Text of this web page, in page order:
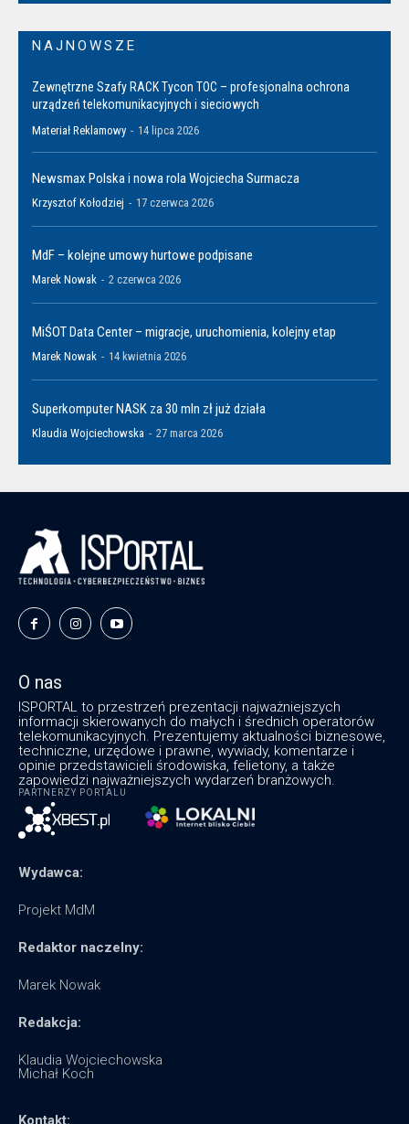
NAJNOWSZE
Zewnętrzne Szafy RACK Tycon TOC – profesjonalna ochrona
urządzeń telekomunikacyjnych i sieciowych
Materiał Reklamowy - 14 lipca 2026
Newsmax Polska i nowa rola Wojciecha Surmacza
Krzysztof Kołodziej - 17 czerwca 2026
MdF – kolejne umowy hurtowe podpisane
Marek Nowak - 2 czerwca 2026
MiŚOT Data Center – migracje, uruchomienia, kolejny etap
Marek Nowak - 14 kwietnia 2026
Superkomputer NASK za 30 mln zł już działa
Klaudia Wojciechowska - 27 marca 2026
O nas
ISPORTAL to przestrzeń prezentacji najważniejszych
informacji skierowanych do małych i średnich operatorów
telekomunikacyjnych. Prezentujemy aktualności biznesowe,
techniczne, urzędowe i prawne, wywiady, komentarze i
opinie przedstawicieli środowiska, felietony, a także
zapowiedzi najważniejszych wydarzeń branżowych.
PARTNERZY PORTALU
Wydawca:
Projekt MdM
Redaktor naczelny:
Marek Nowak
Redakcja:
Klaudia Wojciechowska
Michał Koch
Kontakt: